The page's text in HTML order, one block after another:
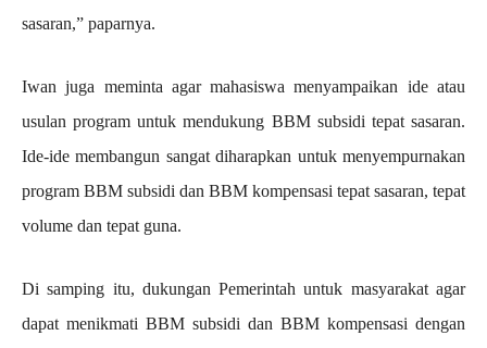
sasaran,” paparnya.
Iwan juga meminta agar mahasiswa menyampaikan ide atau
usulan program untuk mendukung BBM subsidi tepat sasaran.
Ide-ide membangun sangat diharapkan untuk menyempurnakan
program BBM subsidi dan BBM kompensasi tepat sasaran, tepat
volume dan tepat guna.
Di samping itu, dukungan Pemerintah untuk masyarakat agar
dapat menikmati BBM subsidi dan BBM kompensasi dengan